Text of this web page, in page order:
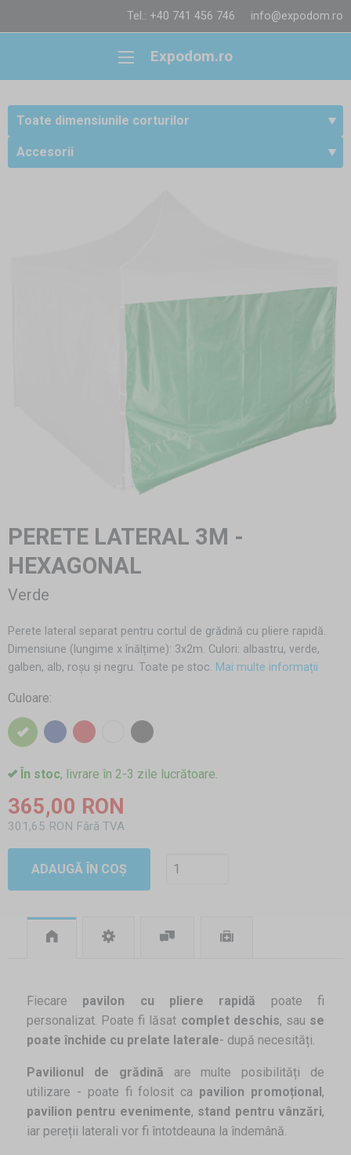
Tel.: +40 741 456 746 info@expodom.ro
Expodom.ro
Toate dimensiunile corturilor
Accesorii
PERETE LATERAL 3M -
HEXAGONAL
Verde
Perete lateral separat pentru cortul de grădină cu pliere rapidă.
Dimensiune (lungime x înălțime): 3x2m. Culori: albastru, verde,
galben, alb, roșu și negru. Toate pe stoc. Mai multe informații
Culoare:
În stoc, livrare în 2-3 zile lucrătoare.
365,00 RON
301,65 RON Fără TVA
ADAUGĂ ÎN COȘ
Fiecare pavilon cu pliere rapidă poate fi
personalizat. Poate fi lăsat complet deschis, sau se
poate închide cu prelate laterale- după necesități.
Pavilionul de grădină are multe posibilități de
utilizare - poate fi folosit ca pavilion promoțional,
pavilion pentru evenimente, stand pentru vânzări,
iar pereții laterali vor fi întotdeauna la îndemână.